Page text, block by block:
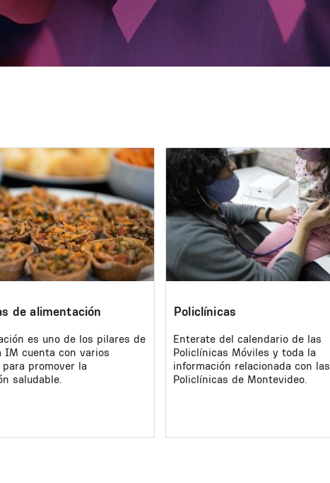
de alimentación
es uno de los pilares de
IM cuenta con varios
promover la
saludable.
Image
Policlínicas
Enterate del calendario de las
Policlínicas Móviles y toda la
información relacionada con las
Policlínicas de Montevideo.